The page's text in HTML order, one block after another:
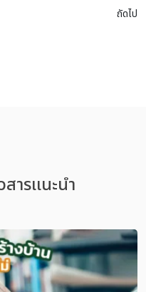
ถัดไป
ารเเนะนำ